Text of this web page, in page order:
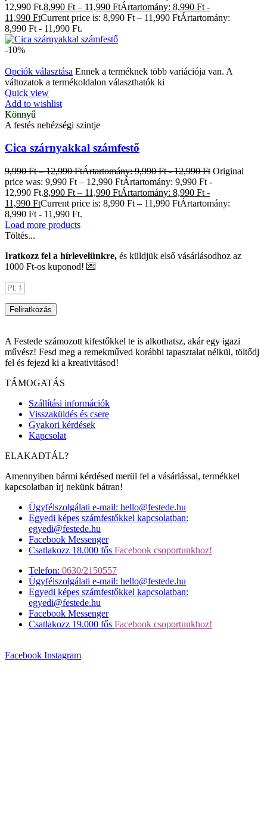
12,990 Ft.8,990 Ft – 11,990 FtÁrtartomány: 8,990 Ft -
11,990 FtCurrent price is: 8,990 Ft – 11,990 FtÁrtartomány:
8,990 Ft - 11,990 Ft.
-10%
Opciók választása Ennek a terméknek több variációja van. A
változatok a termékoldalon választhatók ki
Quick view
Add to wishlist
Könnyű
A festés nehézségi szintje
Cica szárnyakkal számfestő
9,990Ft – 12,990FtÁrtartomány: 9,990 Ft - 12,990 Ft Original
price was: 9,990 Ft – 12,990 FtÁrtartomány: 9,990 Ft -
12,990 Ft.8,990 Ft – 11,990 FtÁrtartomány: 8,990 Ft -
11,990 FtCurrent price is: 8,990 Ft – 11,990 FtÁrtartomány:
8,990 Ft - 11,990 Ft.
Load more products
Töltés...
Iratkozz fel a hírlevelünkre, és küldjük első vásárlásodhoz az
1000 Ft-os kuponod! 💌
Feliratkozás
A Festede számozott kifestőkkel te is alkothatsz, akár egy igazi
művész! Fesd meg a remekműved korábbi tapasztalat nélkül, töltődj
fel és fejezd ki a kreativitásod!
TÁMOGATÁS
Szállítási információk
Visszaküldés és csere
Gyakori kérdések
Kapcsolat
ELAKADTÁL?
Amennyiben bármi kérdésed merül fel a vásárlással, termékkel
kapcsolatban írj nekünk bátran!
Ügyfélszolgálati e-mail: hello@festede.hu
Egyedi képes számfestőkkel kapcsolatban:
egyedi@festede.hu
Facebook Messenger
Csatlakozz 18.000 fős Facebook csoportunkhoz!
Telefon: 0630/2150557
Ügyfélszolgálati e-mail: hello@festede.hu
Egyedi képes számfestőkkel kapcsolatban:
egyedi@festede.hu
Facebook Messenger
Csatlakozz 19.000 fős Facebook csoportunkhoz!
Facebook Instagram